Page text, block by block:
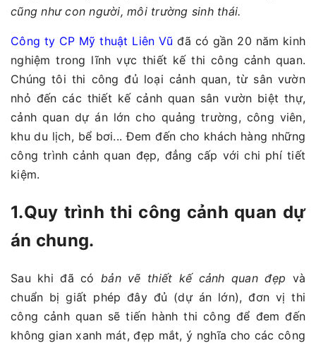
cũng như con người, môi trường sinh thái.
Công ty CP Mỹ thuật Liên Vũ đã có gần 20 năm kinh
nghiệm trong lĩnh vực thiết kế thi công cảnh quan.
Chúng tôi thi công đủ loại cảnh quan, từ sân vườn
nhỏ đến các thiết kế cảnh quan sân vườn biệt thự,
cảnh quan dự án lớn cho quảng trường, công viên,
khu du lịch, bể bơi... Đem đến cho khách hàng những
công trình cảnh quan đẹp, đẳng cấp với chi phí tiết
kiệm.
1.Quy trình thi công cảnh quan dự
án chung.
Sau khi đã có bản vẽ thiết kế cảnh quan đẹp và
chuẩn bị giất phép đây đủ (dự án lớn), đơn vị thi
công cảnh quan sẽ tiến hành thi công để đem đến
không gian xanh mát, đẹp mắt, ý nghĩa cho các công